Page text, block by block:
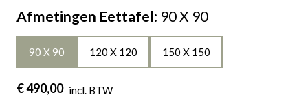
Afmetingen Eettafel: 90 X 90
90 X 90 120 X 120 150 X 150
€ 490,00 incl. BTW